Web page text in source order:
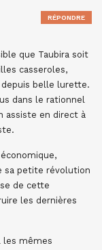
que Taubira soit
casseroles,
belle lurette.
dans le rationnel
assiste en direct à
sa petite révolution
de cette
les dernières
les mêmes
RÉPONDRE